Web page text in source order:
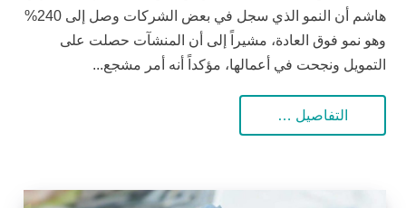
هاشم أن النمو الذي سجل في بعض الشركات وصل إلى 240%
وهو نمو فوق العادة، مشيراً إلى أن المنشآت حصلت على
التمويل ونجحت في أعمالها، مؤكداً أنه أمر مشجع...
التفاصيل …